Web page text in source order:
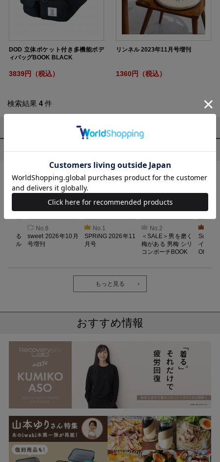
DOD 立体ポケット付き多機能ボデ
ィバッグBOOK BLACK
3839円（税込）
リンネル 2023年11月号増刊
1360円（税込）
検索結果 4件
今売れている商品
ろける
メル
No.6
sweet 2026年10月
号増刊
No.1
SPRiNG 2026年11
月号
No.2
＜SALE＞男を磨く
梅がある 男梅 シリ
コンポーチBOOK
イーツ
OK
もっと見る
おすすめ情報